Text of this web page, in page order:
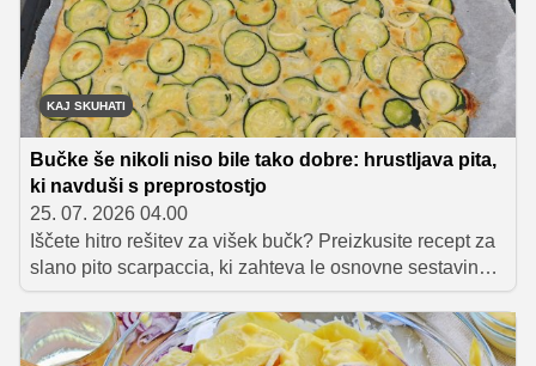
KAJ SKUHATI
Bučke še nikoli niso bile tako dobre: hrustljava pita,
ki navduši s preprostostjo
25. 07. 2026 04.00
Iščete hitro rešitev za višek bučk? Preizkusite recept za
slano pito scarpaccia, ki zahteva le osnovne sestavine
in malo časa. Z dodatkom koruzne moke bo pita vselej
popolnoma hrustljava, njena priprava pa preprosta in
izjemno praktična.